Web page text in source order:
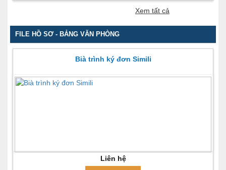
Xem tất cả
FILE HỒ SƠ - BẢNG VĂN PHÒNG
Bià trình ký đơn Simili
Liên hệ